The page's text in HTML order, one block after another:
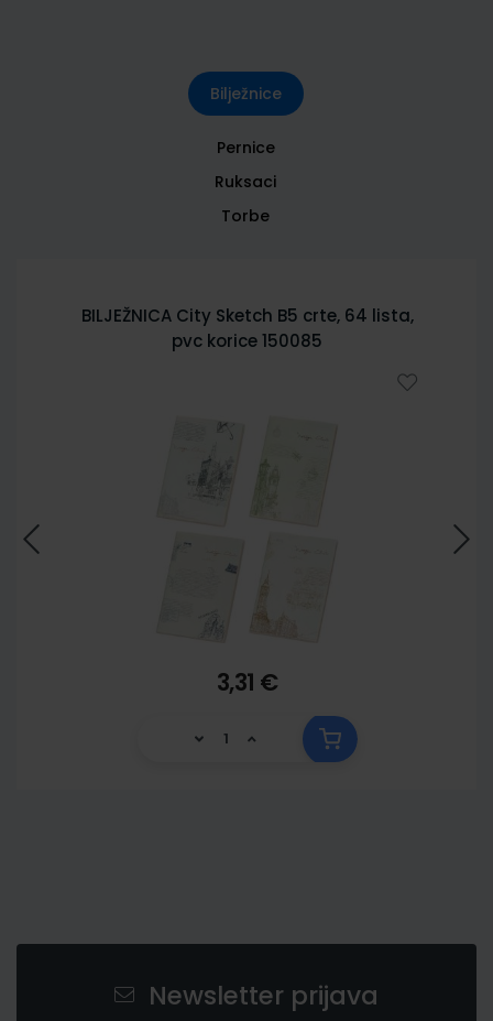
Bilježnice
Pernice
Ruksaci
Torbe
BILJEŽNICA City Sketch B5 crte, 64 lista,
pvc korice 150085
3,31 €
Newsletter prijava